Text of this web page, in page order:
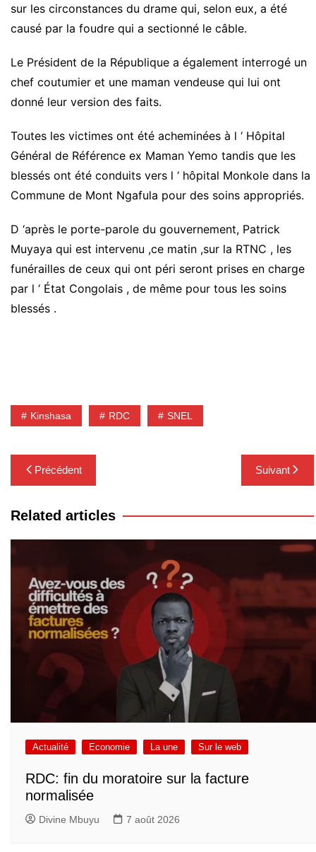
sur les circonstances du drame qui, selon eux, a été
causé par la foudre qui a sectionné le câble.
Le Président de la République a également interrogé un
chef coutumier et une maman vendeuse qui lui ont
donné leur version des faits.
Toutes les victimes ont été acheminées à l ‘ Hôpital
Général de Référence ex Maman Yemo tandis que les
blessés ont été conduits vers l ‘ hôpital Monkole dans la
Commune de Mont Ngafula pour des soins appropriés.
D ‘après le porte-parole du gouvernement, Patrick
Muyaya qui est intervenu ,ce matin ,sur la RTNC , les
funérailles de ceux qui ont péri seront prises en charge
par l ‘ État Congolais , de même pour tous les soins
blessés .
Kinshasa RDC SNEL
Navigation
de
l’article
Précédent Suivant
Related articles
Actualité Economie La une Sur le web
RDC: fin du moratoire sur la facture
normalisée
Divine Mbuyu 7 août 2026